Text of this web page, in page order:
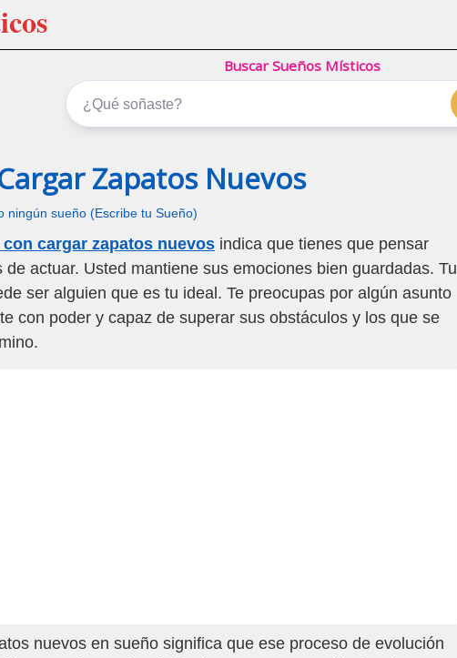
Buscar Sueños Místicos
Zapatos Nuevos
ningún sueño (Escribe tu Sueño)
con cargar zapatos nuevos indica que tienes que pensar
de actuar. Usted mantiene sus emociones bien guardadas. Tu
ser alguien que es tu ideal. Te preocupas por algún asunto
con poder y capaz de superar sus obstáculos y los que se
nuevos en sueño significa que ese proceso de evolución